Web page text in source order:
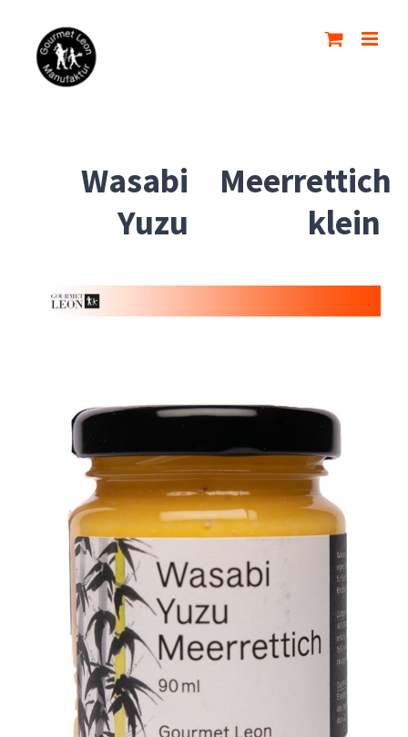
springen
Wasabi
Yuzu
Meerrettich
klein